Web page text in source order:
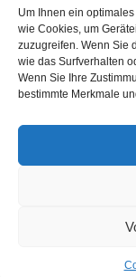
Um Ihnen ein
wie Cookies, um
zuzugreifen. Wenn Sie
wie das Surfverhalten
Wenn Sie Ihre
bestimmte Merkmale
Klicke